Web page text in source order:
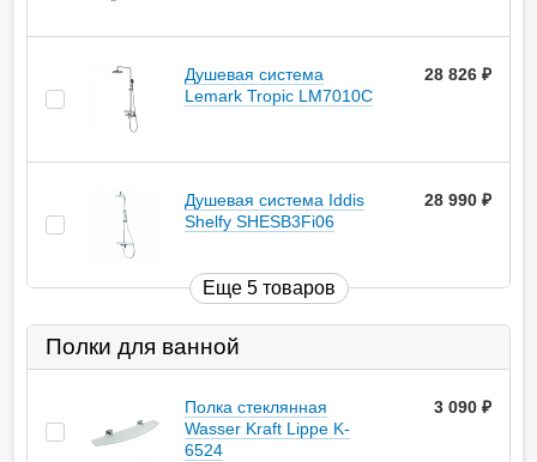
Душевая система
Lemark Tropic LM7010C
28 826
Душевая система Iddis
Shelfy SHESB3Fi06
28 990
Еще 5 товаров
Полки для ванной
Полка стеклянная
Wasser Kraft Lippe K-
6524
3 090